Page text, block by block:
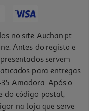
no site Auchan.pt
Antes do registo e
servem
para entregas
Amadora. Após o
do código postal,
na loja que serve